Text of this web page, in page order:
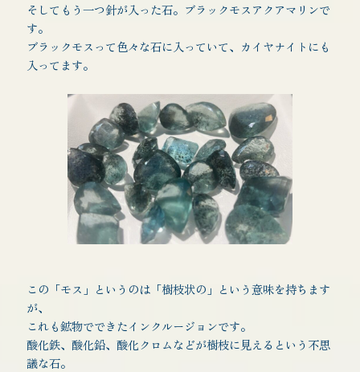
そしてもう一つ針が入った石。ブラックモスアクアマリンで
す。
ブラックモスって色々な石に入っていて、カイヤナイトにも
入ってます。
この「モス」というのは「樹枝状の」という意味を持ちます
が、
これも鉱物でできたインクルージョンです。
酸化鉄、酸化鉛、酸化クロムなどが樹枝に見えるという不思
議な石。